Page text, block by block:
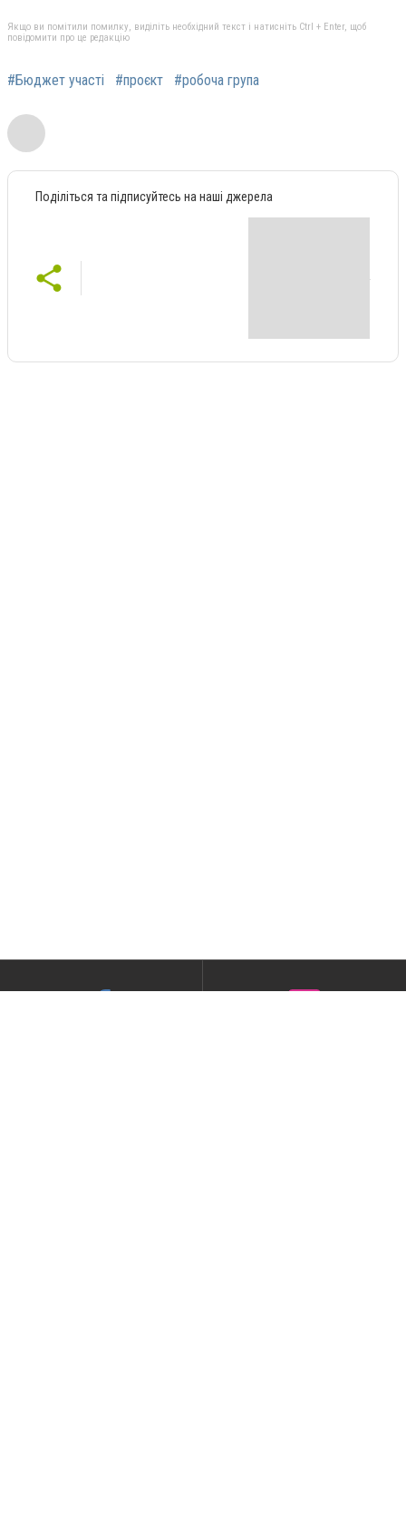
Якщо ви помітили помилку, виділіть необхідний текст і натисніть Ctrl + Enter, щоб
повідомити про це редакцію
#Бюджет участі #проєкт #робоча група
Поділіться та підписуйтесь на наші джерела